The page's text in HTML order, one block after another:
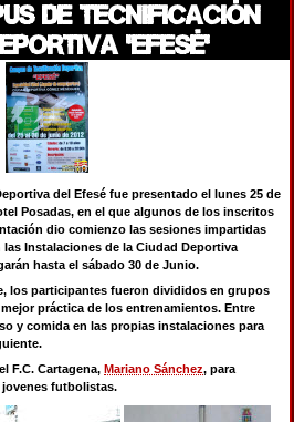
DE TECNIFICACIÓN
'EFESÉ'
del Efesé fue presentado el lunes 25 de
Posadas, en el que algunos de los inscritos
dio comienzo las sesiones impartidas
Instalaciones de la Ciudad Deportiva
hasta el sábado 30 de Junio.
los participantes fueron divididos en grupos
práctica de los entrenamientos. Entre
y comida en las propias instalaciones para
F.C. Cartagena, Mariano Sánchez, para
futbolistas.